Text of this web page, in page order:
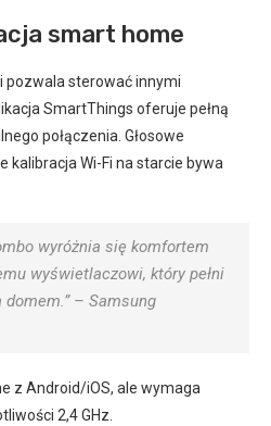
smart home
pozwala sterować innymi
SmartThings oferuje pełną
połączenia. Głosowe
kalibracja Wi-Fi na starcie bywa
wyróżnia się komfortem
wyświetlaczowi, który pełni
– Samsung
z Android/iOS, ale wymaga
2,4 GHz.